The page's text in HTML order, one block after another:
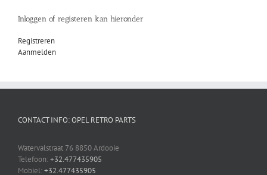
Inloggen of registeren kan hieronder
Registreren
Aanmelden
CONTACT INFO: OPEL RETRO PARTS
Watervalstraat 76 8850 Ardooie
Telefoon:+32.477435905
Mobiel:+32.477435905